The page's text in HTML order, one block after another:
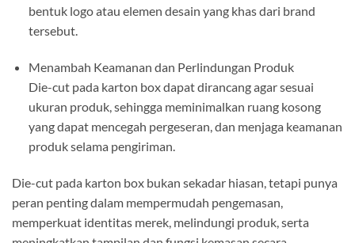
bentuk logo atau elemen desain yang khas dari brand
tersebut.
Menambah Keamanan dan Perlindungan Produk
Die-cut pada karton box dapat dirancang agar sesuai
ukuran produk, sehingga meminimalkan ruang kosong
yang dapat mencegah pergeseran, dan menjaga keamanan
produk selama pengiriman.
Die-cut pada karton box bukan sekadar hiasan, tetapi punya
peran penting dalam mempermudah pengemasan,
memperkuat identitas merek, melindungi produk, serta